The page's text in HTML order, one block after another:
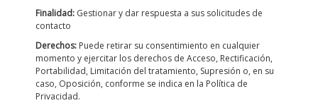
Finalidad: Gestionar y dar respuesta a sus solicitudes de
contacto
Derechos: Puede retirar su consentimiento en cualquier
momento y ejercitar los derechos de Acceso, Rectificación,
Portabilidad, Limitación del tratamiento, Supresión o, en su
caso, Oposición, conforme se indica en la Política de
Privacidad.